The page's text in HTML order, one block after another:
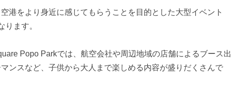
港をより身近に感じてもらうことを目的とした大型イベント
ります。
Popo Parkでは、航空会社や周辺地域の店舗によるブース出
ンスなど、子供から大人まで楽しめる内容が盛りだくさんで